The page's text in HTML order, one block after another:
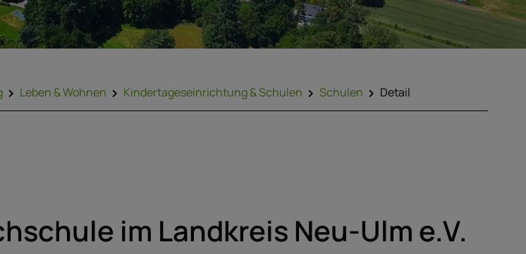
Leben & Wohnen Kindertageseinrichtung & Schulen Schulen Detail
im Landkreis Neu-Ulm e.V.